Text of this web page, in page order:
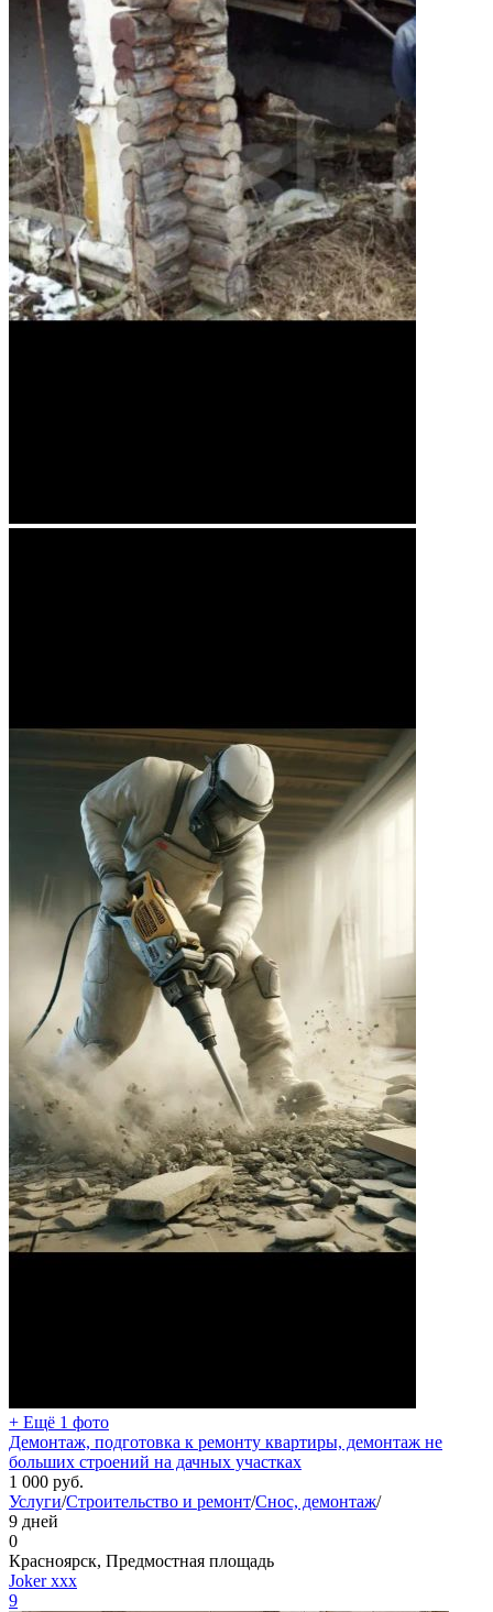
+ Ещё 1 фото
Демонтаж, подготовка к ремонту квартиры, демонтаж не
больших строений на дачных участках
1 000 руб.
Услуги/Строительство и ремонт/Снос, демонтаж/
9 дней
0
Красноярск, Предмостная площадь
Joker xxx
9